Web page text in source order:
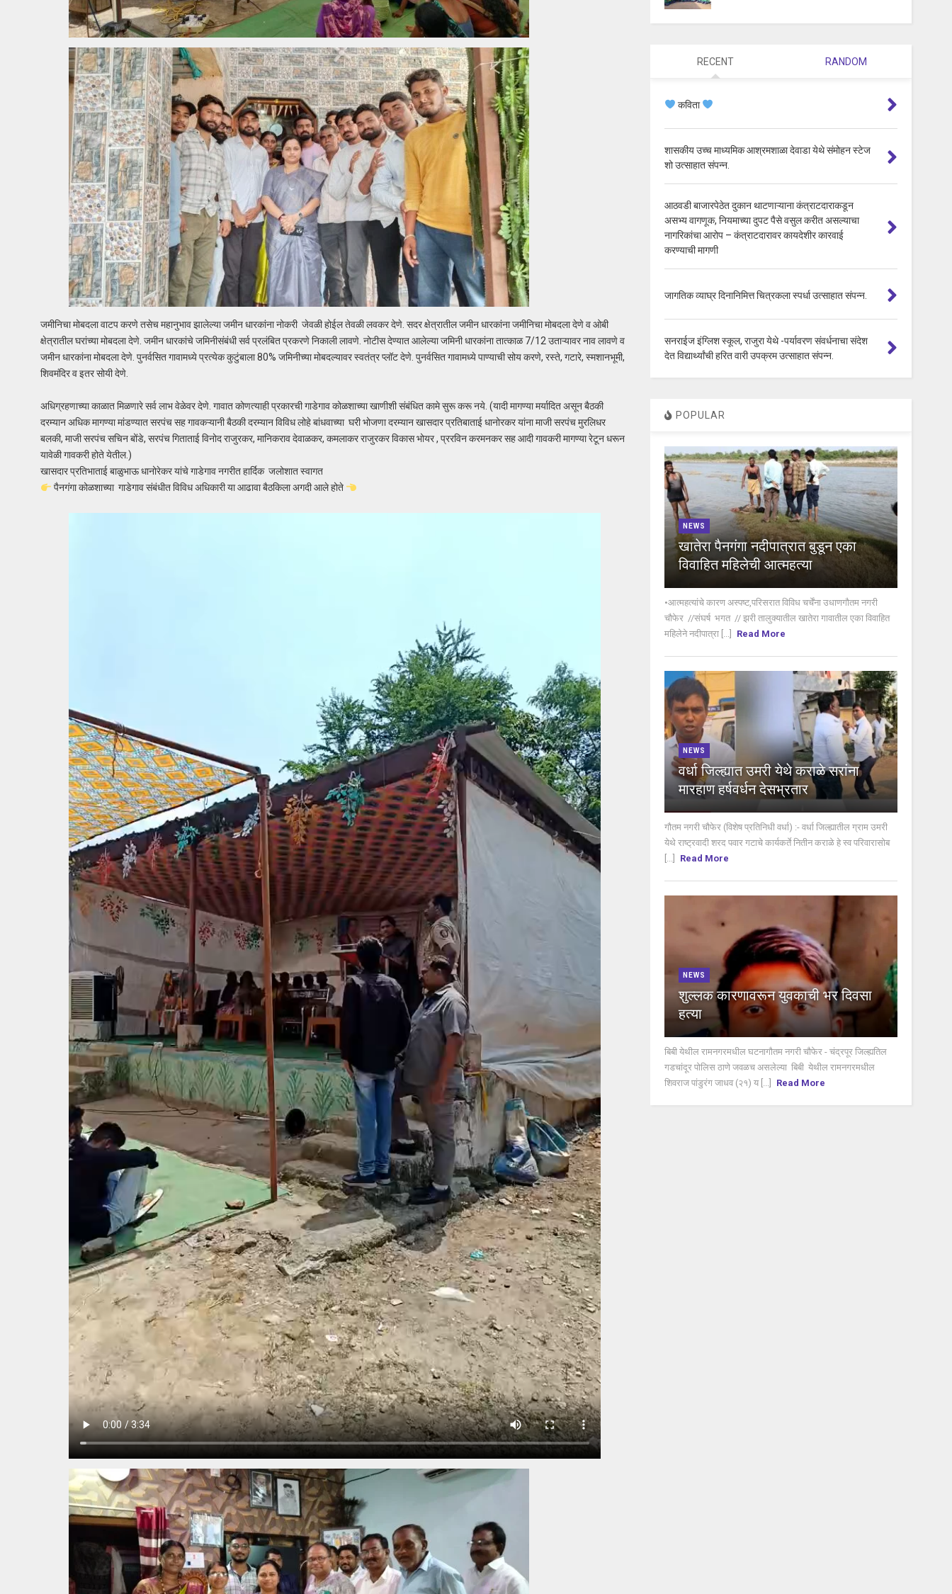
जमीनिचा मोबदला वाटप करणे तसेच महानुभाव झालेल्या जमीन धारकांना नोकरी जेवळी होईल तेवळी लवकर देणे. सदर क्षेत्रातील जमीन धारकांना जमीनिचा मोबदला देणे व ओबी
क्षेत्रातील घरांच्या मोबदला देणे. जमीन धारकांचे जमिनीसंबंधी सर्व प्रलंबित प्रकरणे निकाली लावणे. नोटीस देण्यात आलेल्या जमिनी धारकांना तात्काळ 7/12 उताऱ्यावर नाव लावणे व
जमीन धारकांना मोबदला देणे. पुनर्वसित गावामध्ये प्रत्येक कुटुंबाला 80% जमिनीच्या मोबदल्यावर स्वतंत्र प्लॉट देणे. पुनर्वसित गावामध्ये पाण्याची सोय करणे, रस्ते, गटारे, स्मशानभूमी,
शिवमंदिर व इतर सोयी देणे.
अधिग्रहणाच्या काळात मिळणारे सर्व लाभ वेळेवर देणे. गावात कोणत्याही प्रकारची गाडेगाव कोळशाच्या खाणीशी संबंधित कामे सुरू करू नये. (यादी मागण्या मर्यादित असून बैठकी
दरम्यान अधिक मागण्या मांडण्यात सरपंच सह गावकऱ्यानी बैठकी दरम्यान विविध लोहे बांधवाच्या घरी भोजणा दरम्यान खासदार प्रतिबाताई धानोरकर यांना माजी सरपंच मुरलिधर
बलकी, माजी सरपंच सचिन बोंडे, सरपंच गिताताई विनोद राजुरकर, मानिकराव देवाळकर, कमलाकर राजुरकर विकास भोयर , प्ररविन करमनकर सह आदी गावकरी मागण्या रेटून धरून
यावेळी गावकरी होते येतील.)
खासदार प्रतिभाताई बाळुभाऊ धानोरेकर यांचे गाडेगाव नगरीत हार्दिक जलोशात स्वागत
पैनगंगा कोळशाच्या गाडेगाव संबंधीत विविध अधिकारी या आढावा बैठकिला अगदी आले होते
RECENT RANDOM
कविता
शासकीय उच्च माध्यमिक आश्रमशाळा देवाडा येथे संमोहन स्टेज
शो उत्साहात संपन्न.
आठवडी बाजारपेठेत दुकान थाटणाऱ्याना कंत्राटदाराकडून
असभ्य वागणूक, नियमाच्या दुपट पैसे वसुल करीत असल्याचा
नागरिकांचा आरोप – कंत्राटदारावर कायदेशीर कारवाई
करण्याची मागणी
जागतिक व्याघ्र दिनानिमित्त चित्रकला स्पर्धा उत्साहात संपन्न.
सनराईज इंग्लिश स्कूल, राजुरा येथे -पर्यावरण संवर्धनाचा संदेश
देत विद्यार्थ्यांची हरित वारी उपक्रम उत्साहात संपन्न.
POPULAR
NEWS
खातेरा पैनगंगा नदीपात्रात बुडून एका
विवाहित महिलेची आत्महत्या
•आत्महत्यांचे कारण अस्पष्ट,परिसरात विविध चर्चेंना उधाणगौतम नगरी
चौफेर //संघर्ष भगत // झरी तालुक्यातील खातेरा गावातील एका विवाहित
महिलेने नदीपात्रा [...]
Read More
NEWS
वर्धा जिल्ह्यात उमरी येथे कराळे सरांना
मारहाण हर्षवर्धन देसभ्रतार
गौतम नगरी चौफेर (विशेष प्रतिनिधी वर्धा) :- वर्धा जिल्ह्यातील ग्राम उमरी
येथे राष्ट्रवादी शरद पवार गटाचे कार्यकर्ते नितीन कराळे हे स्व परिवारासोब
Read More
NEWS
शुल्लक कारणावरून युवकाची भर दिवसा
हत्या
बिबी येथील रामनगरमधील घटनागौतम नगरी चौफेर - चंद्रपूर जिल्ह्यतिल
गडचांदूर पोलिस ठाणे जवळच असलेल्या बिबी येथील रामनगरमधील
शिवराज पांडुरंग जाधव (२१) य [...]
Read More